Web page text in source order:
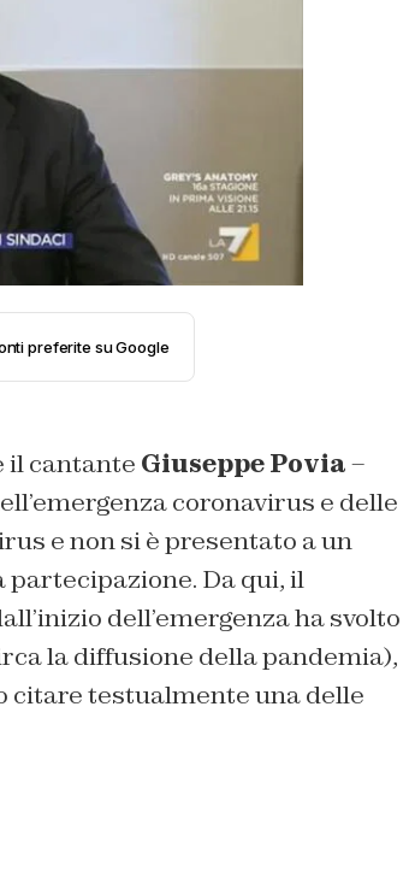
preferite su Google
il cantante Giuseppe Povia–
coronavirus e delle
e non si è presentato a un
partecipazione. Da qui, il
dell’emergenza ha svolto
la diffusione della pandemia),
citare testualmente una delle